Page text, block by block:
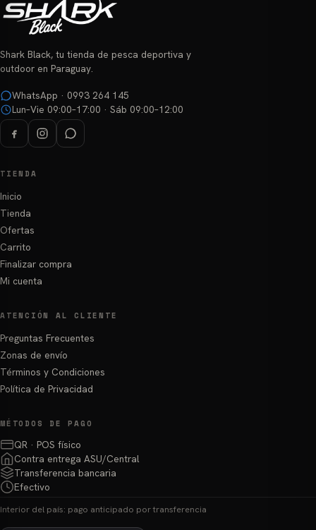
Shark Black, tu tienda de pesca deportiva y
outdoor en Paraguay.
WhatsApp · 0993 264 145
Lun–Vie 09:00–17:00 · Sáb 09:00–12:00
TIENDA
Inicio
Tienda
Ofertas
Carrito
Finalizar compra
Mi cuenta
ATENCIÓN AL CLIENTE
Preguntas Frecuentes
Zonas de envío
Términos y Condiciones
Política de Privacidad
MÉTODOS DE PAGO
QR · POS físico
Contra entrega ASU/Central
Transferencia bancaria
Efectivo
Interior del país: pago anticipado por transferencia